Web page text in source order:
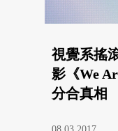
視覺系搖
影《We
分合真相